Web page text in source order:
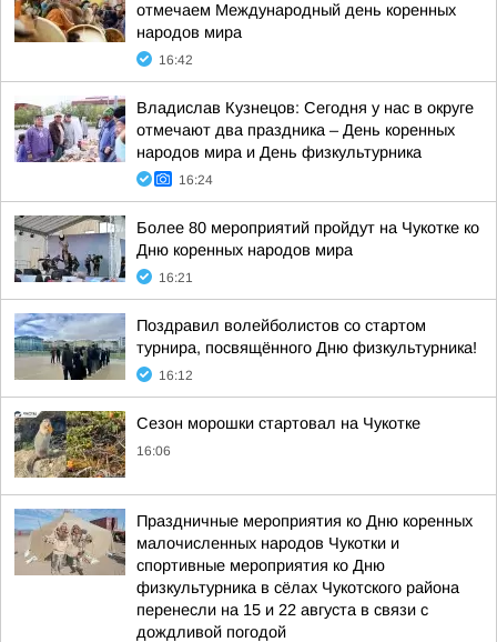
отмечаем Международный день коренных
народов мира
16:42
Владислав Кузнецов: Сегодня у нас в округе
отмечают два праздника – День коренных
народов мира и День физкультурника
16:24
Более 80 мероприятий пройдут на Чукотке ко
Дню коренных народов мира
16:21
Поздравил волейболистов со стартом
турнира, посвящённого Дню физкультурника!
16:12
Сезон морошки стартовал на Чукотке
16:06
Праздничные мероприятия ко Дню коренных
малочисленных народов Чукотки и
спортивные мероприятия ко Дню
физкультурника в сёлах Чукотского района
перенесли на 15 и 22 августа в связи с
дождливой погодой